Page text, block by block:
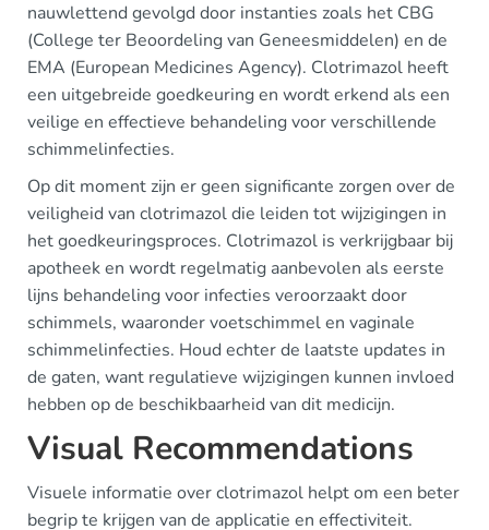
nauwlettend gevolgd door instanties zoals het CBG
(College ter Beoordeling van Geneesmiddelen) en de
EMA (European Medicines Agency). Clotrimazol heeft
een uitgebreide goedkeuring en wordt erkend als een
veilige en effectieve behandeling voor verschillende
schimmelinfecties.
Op dit moment zijn er geen significante zorgen over de
veiligheid van clotrimazol die leiden tot wijzigingen in
het goedkeuringsproces. Clotrimazol is verkrijgbaar bij
apotheek en wordt regelmatig aanbevolen als eerste
lijns behandeling voor infecties veroorzaakt door
schimmels, waaronder voetschimmel en vaginale
schimmelinfecties. Houd echter de laatste updates in
de gaten, want regulatieve wijzigingen kunnen invloed
hebben op de beschikbaarheid van dit medicijn.
Visual Recommendations
Visuele informatie over clotrimazol helpt om een beter
begrip te krijgen van de applicatie en effectiviteit.